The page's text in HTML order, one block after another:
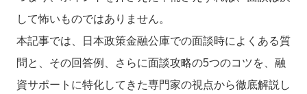
して怖いものではありません。
本記事では、日本政策金融公庫での面談時によくある質
問と、その回答例、さらに面談攻略の5つのコツを、融
資サポートに特化してきた専門家の視点から徹底解説し